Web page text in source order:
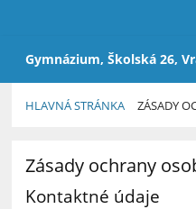
Gymnázium, Školská 26,
HLAVNÁ STRÁNKA ZÁSADY
ochrany
osobných
Zásady ochrany
Kontaktné údaje